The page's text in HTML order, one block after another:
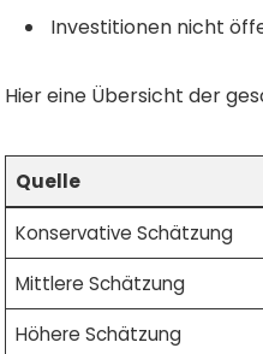
Investitionen nicht
Hier eine Übersicht der
Quelle
Konservative Schätzung
Mittlere Schätzung
Höhere Schätzung